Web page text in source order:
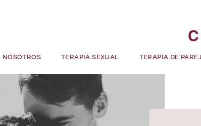
NOSOTROS TERAPIA SEXUAL TERAPIA DE